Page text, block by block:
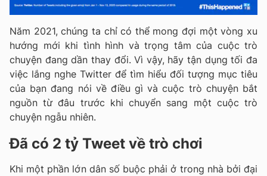
Năm 2021, chúng ta chỉ có thể mong đợi một vòng xu
hướng mới khi tình hình và trọng tâm của cuộc trò
chuyện đang dần thay đổi. Vì vậy, hãy tận dụng tối đa
việc lắng nghe Twitter để tìm hiểu đối tượng mục tiêu
của bạn đang nói về điều gì và cuộc trò chuyện bắt
nguồn từ đâu trước khi chuyển sang một cuộc trò
chuyện ngẫu nhiên.
Đã có 2 tỷ Tweet về trò chơi
Khi một phần lớn dân số buộc phải ở trong nhà bởi đại